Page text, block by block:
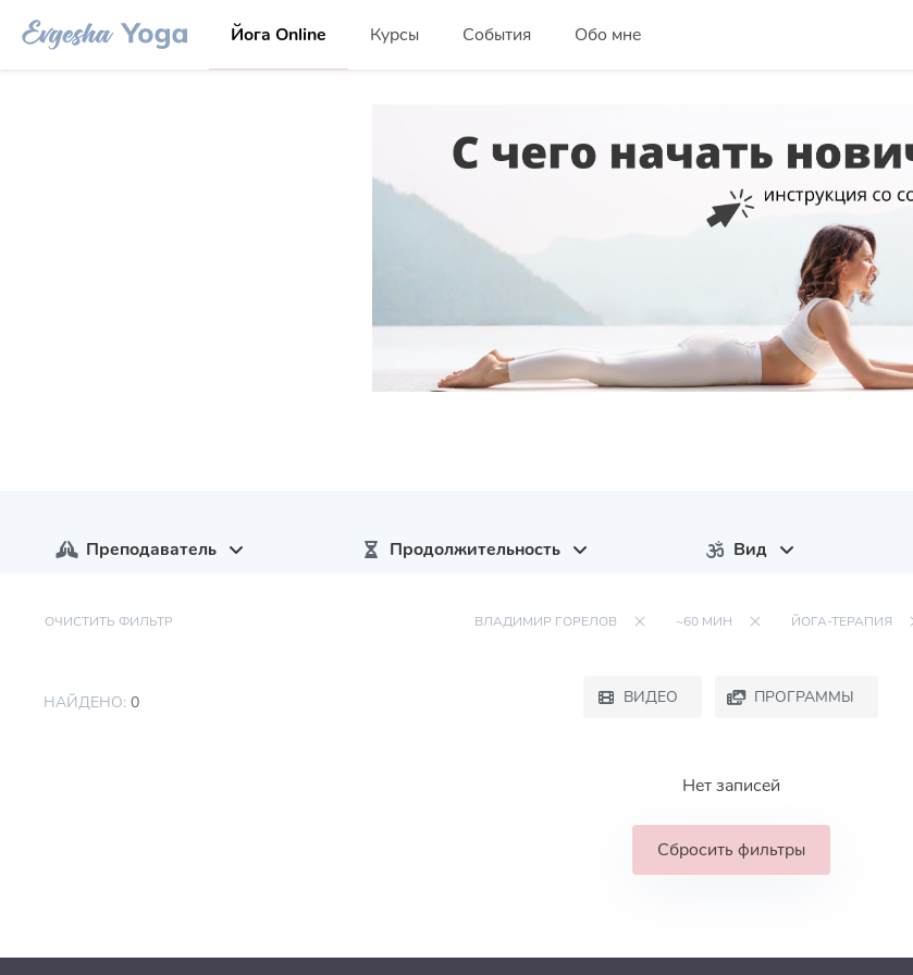
Йога Online Курсы События Обо мне
Преподаватель Продолжительность Вид
ОЧИСТИТЬ ФИЛЬТР ВЛАДИМИР ГОРЕЛОВ ~60 МИН ЙОГА-ТЕРАПИЯ
НАЙДЕНО: 0 ВИДЕО ПРОГРАММЫ
Нет записей
Сбросить фильтры